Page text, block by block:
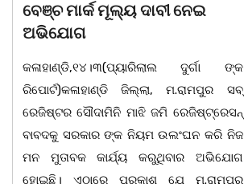
କଳାହାଣ୍ଡି,୧୪|୩(ପ୍ୟାରିଲାଲ ଦୁର୍ଗା ଙ୍କ
ଶିକାର କରି ବ୍ୟବସାୟ ଚାଲୁଥିବା ସମ୍ପର୍କରେ
କୌଣସି ସୂତ୍ରରୁ ସୂଚନା ପାଇ କଳାହାଣ୍ଡି ଉତ୍ତର
ବନଖଣ୍ଡ ଅଧୀନ କେଗାଁ ରେଞ୍ଜର ବନ କର୍ମଚାରୀ
ମାନେ ଗରଗାବ ସେକ୍ସନ ଅଧୀନ କାନ୍ଦୁଲଝର